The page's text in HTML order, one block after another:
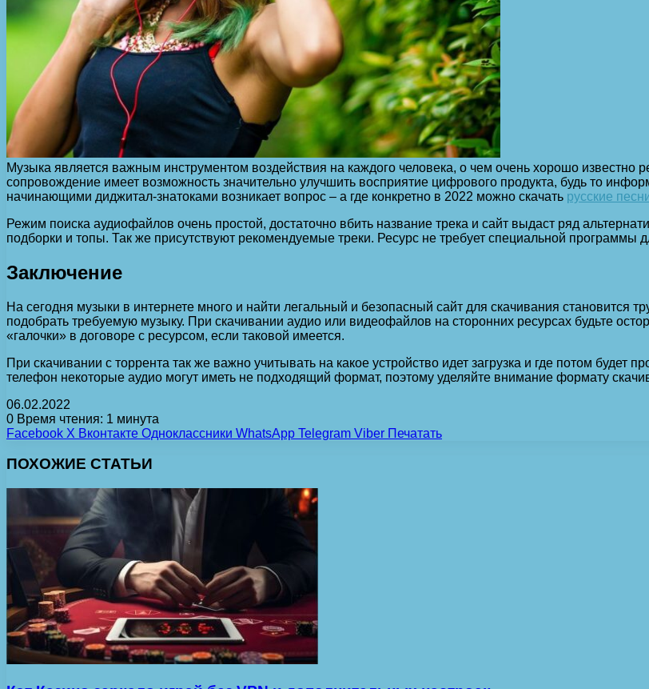
Музыка является важным инструментом воздействия на каждого человека, о чем очень хорошо
сопровождение имеет возможность значительно улучшить восприятие цифрового продукта, будь то
начинающими диджитал-знатоками возникает вопрос – а где конкретно в 2022 можно скачать русские
Режим поиска аудиофайлов очень простой, достаточно вбить название трека и сайт выдаст ряд
подборки и топы. Так же присутствуют рекомендуемые треки. Ресурс не требует специальной
Заключение
На сегодня музыки в интернете много и найти легальный и безопасный сайт для скачивания становится
подобрать требуемую музыку. При скачивании аудио или видеофайлов на сторонних ресурсах будьте
«галочки» в договоре с ресурсом, если таковой имеется.
При скачивании с торрента так же важно учитывать на какое устройство идет загрузка и где потом
телефон некоторые аудио могут иметь не подходящий формат, поэтому уделяйте внимание формату
06.02.2022
0 Время чтения: 1 минута
Facebook X Вконтакте Одноклассники WhatsApp Telegram Viber Печатать
ПОХОЖИЕ СТАТЬИ